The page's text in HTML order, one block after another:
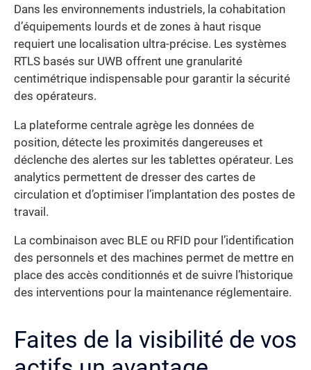
Dans les environnements industriels, la cohabitation
d’équipements lourds et de zones à haut risque
requiert une localisation ultra-précise. Les systèmes
RTLS basés sur UWB offrent une granularité
centimétrique indispensable pour garantir la sécurité
des opérateurs.
La plateforme centrale agrège les données de
position, détecte les proximités dangereuses et
déclenche des alertes sur les tablettes opérateur. Les
analytics permettent de dresser des cartes de
circulation et d’optimiser l’implantation des postes de
travail.
La combinaison avec BLE ou RFID pour l’identification
des personnels et des machines permet de mettre en
place des accès conditionnés et de suivre l’historique
des interventions pour la maintenance réglementaire.
Faites de la visibilité de vos